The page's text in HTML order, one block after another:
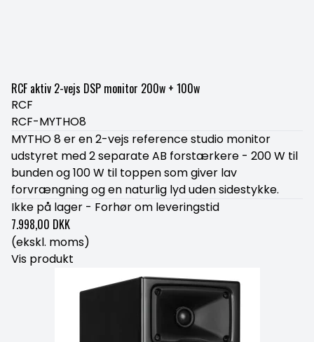
RCF aktiv 2-vejs DSP monitor 200w + 100w
RCF
RCF-MYTHO8
MYTHO 8 er en 2-vejs reference studio monitor
udstyret med 2 separate AB forstærkere - 200 W til
bunden og 100 W til toppen som giver lav
forvrængning og en naturlig lyd uden sidestykke.
Ikke på lager - Forhør om leveringstid
7.998,00 DKK
(ekskl. moms)
Vis produkt